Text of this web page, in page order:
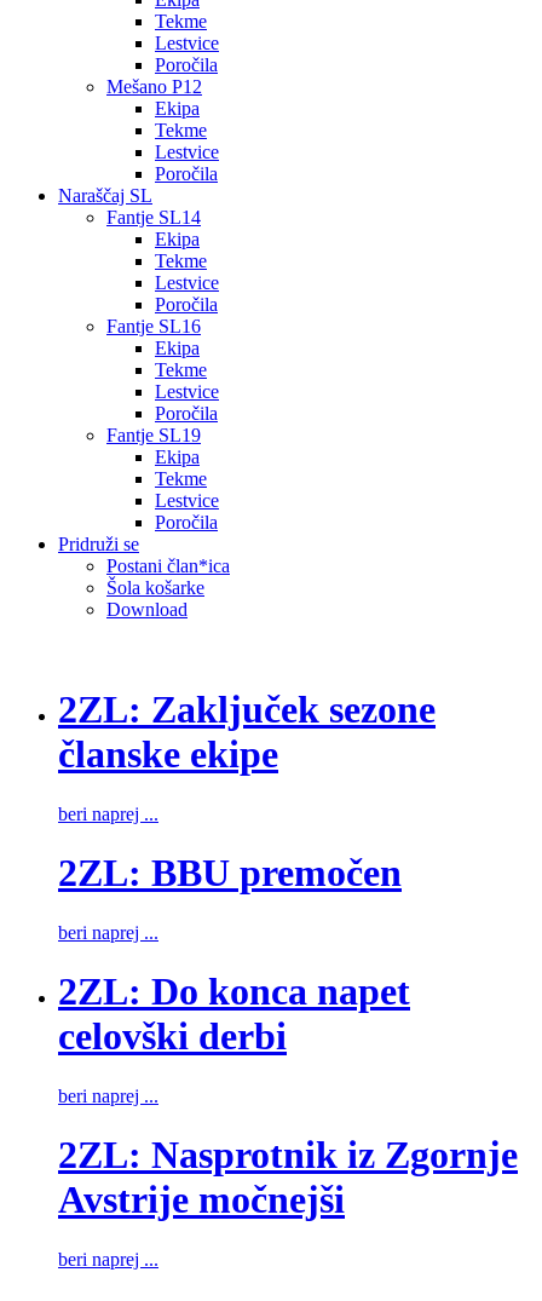
Tekme
Lestvice
Poročila
Mešano P12
Ekipa
Tekme
Lestvice
Poročila
Naraščaj SL
Fantje SL14
Ekipa
Tekme
Lestvice
Poročila
Fantje SL16
Ekipa
Tekme
Lestvice
Poročila
Fantje SL19
Ekipa
Tekme
Lestvice
Poročila
Pridruži se
Postani član*ica
Šola košarke
Download
2ZL: Zaključek sezone
članske ekipe
beri naprej ...
2ZL: BBU premočen
beri naprej ...
2ZL: Do konca napet
celovški derbi
beri naprej ...
2ZL: Nasprotnik iz Zgornje
Avstrije močnejši
beri naprej ...